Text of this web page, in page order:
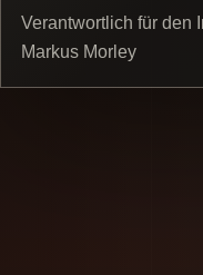
Verantwortlich für den
Markus Morley